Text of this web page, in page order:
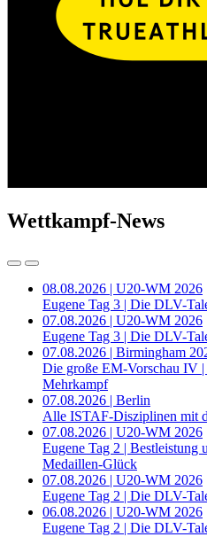
Wettkampf-News
08.08.2026 | U20-WM 2026
Eugene Tag 3 | Die DLV-
07.08.2026 | U20-WM 2026
Eugene Tag 3 | Die DLV-
07.08.2026 | Birmingham
Die große EM-Vorschau IV
Mehrkampf
07.08.2026 | Berlin
Alle ISTAF-Disziplinen mit
07.08.2026 | U20-WM 2026
Eugene Tag 2 |
Medaillen-Glück
07.08.2026 | U20-WM 2026
Eugene Tag 2 | Die DLV-
06.08.2026 | U20-WM 2026
Eugene Tag 2 | Die DLV-